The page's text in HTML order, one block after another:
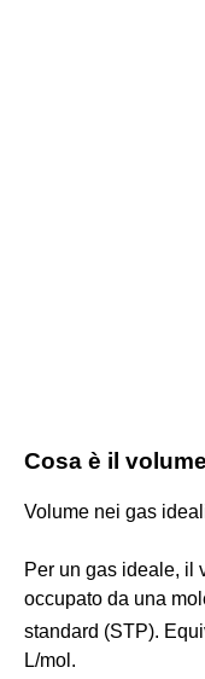
Cosa è il
Volume nei gas
Per un gas ideale, il
occupato da una
standard (STP).
L/mol.